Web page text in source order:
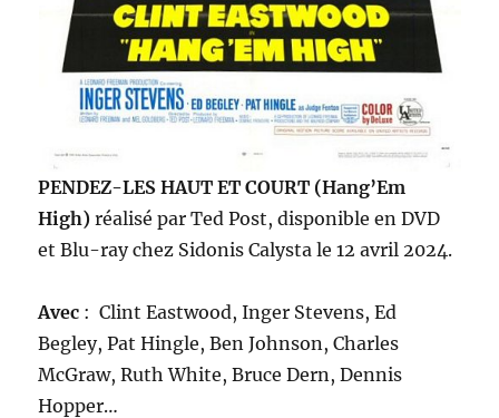
PENDEZ-LES HAUT ET COURT (Hang’Em
High)réalisé par Ted Post, disponible en DVD
et Blu-ray chez Sidonis Calysta le 12 avril 2024.
Avec : Clint Eastwood, Inger Stevens, Ed
Begley, Pat Hingle, Ben Johnson, Charles
McGraw, Ruth White, Bruce Dern, Dennis
Hopper…